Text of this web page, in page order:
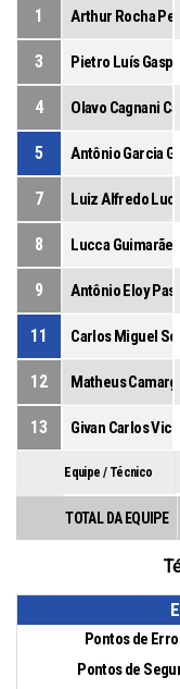
1
3
4
5
7 Luiz Alfredo
8
9
11
12
13
Equipe / Técnico
TOTAL DA EQUIPE
Pontos de